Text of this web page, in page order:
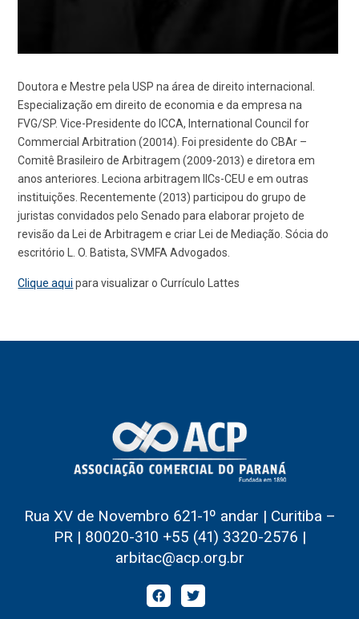
Doutora e Mestre pela USP na área de direito internacional.
Especialização em direito de economia e da empresa na
FVG/SP. Vice-Presidente do ICCA, International Council for
Commercial Arbitration (20014). Foi presidente do CBAr –
Comitê Brasileiro de Arbitragem (2009-2013) e diretora em
anos anteriores. Leciona arbitragem IICs-CEU e em outras
instituições. Recentemente (2013) participou do grupo de
juristas convidados pelo Senado para elaborar projeto de
revisão da Lei de Arbitragem e criar Lei de Mediação. Sócia do
escritório L. O. Batista, SVMFA Advogados.
Clique aqui para visualizar o Currículo Lattes
Rua XV de Novembro 621-1º andar | Curitiba –
PR | 80020-310 +55 (41) 3320-2576 |
arbitac@acp.org.br